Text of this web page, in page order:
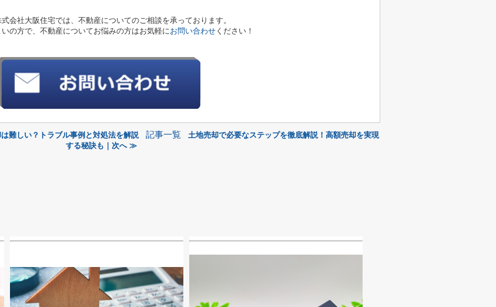
会社大阪住宅では、不動産についてのご相談を承っております。
の方で、不動産についてお悩みの方はお気軽にお問い合わせ ください！
難しい？トラブル事例と対処法を解説 記事一覧
土地売却で必要なステップを徹底解説！高額売却を実現
する秘訣も｜次へ ≫